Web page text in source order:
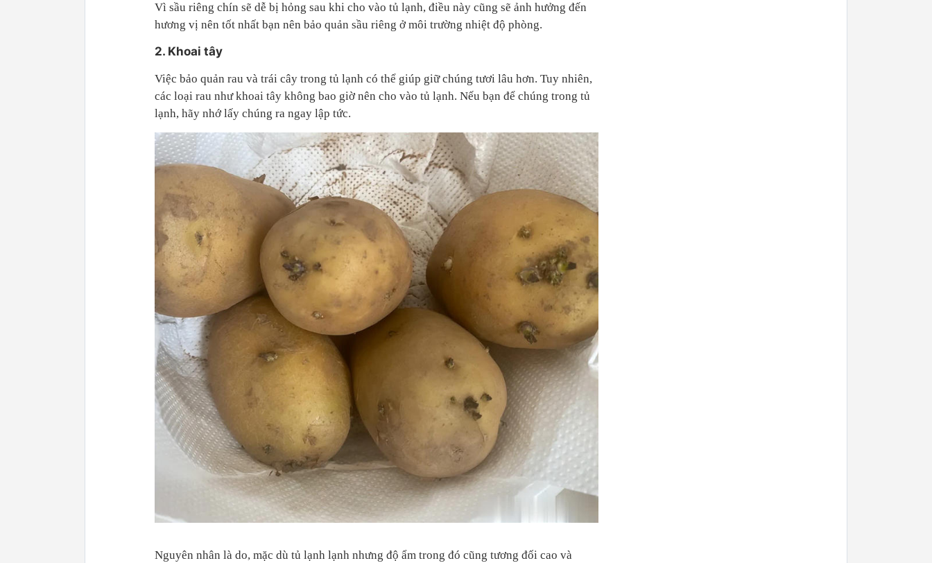
Vì sầu riêng chín sẽ dễ bị hỏng sau khi cho vào tủ lạnh, điều này cũng sẽ ảnh hưởng đến
hương vị nên tốt nhất bạn nên bảo quản sầu riêng ở môi trường nhiệt độ phòng.
2. Khoai tây
Việc bảo quản rau và trái cây trong tủ lạnh có thể giúp giữ chúng tươi lâu hơn. Tuy nhiên,
các loại rau như khoai tây không bao giờ nên cho vào tủ lạnh. Nếu bạn để chúng trong tủ
lạnh, hãy nhớ lấy chúng ra ngay lập tức.
Nguyên nhân là do, mặc dù tủ lạnh lạnh nhưng độ ẩm trong đó cũng tương đối cao và